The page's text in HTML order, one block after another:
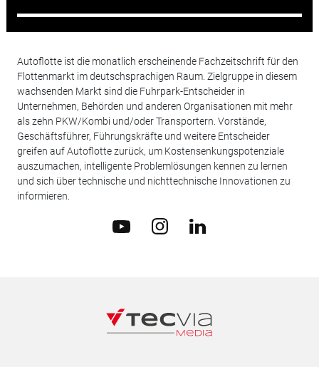
Autoflotte ist die monatlich erscheinende Fachzeitschrift für den
Flottenmarkt im deutschsprachigen Raum. Zielgruppe in diesem
wachsenden Markt sind die Fuhrpark-Entscheider in
Unternehmen, Behörden und anderen Organisationen mit mehr
als zehn PKW/Kombi und/oder Transportern. Vorstände,
Geschäftsführer, Führungskräfte und weitere Entscheider
greifen auf Autoflotte zurück, um Kostensenkungspotenziale
auszumachen, intelligente Problemlösungen kennen zu lernen
und sich über technische und nichttechnische Innovationen zu
informieren.